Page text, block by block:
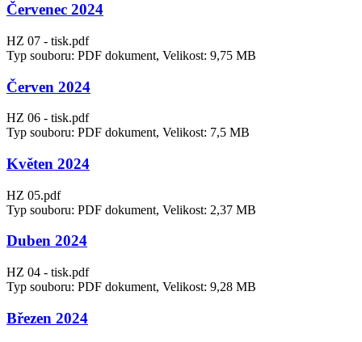
Červenec 2024
HZ 07 - tisk.pdf
Typ souboru: PDF dokument, Velikost: 9,75 MB
Červen 2024
HZ 06 - tisk.pdf
Typ souboru: PDF dokument, Velikost: 7,5 MB
Květen 2024
HZ 05.pdf
Typ souboru: PDF dokument, Velikost: 2,37 MB
Duben 2024
HZ 04 - tisk.pdf
Typ souboru: PDF dokument, Velikost: 9,28 MB
Březen 2024